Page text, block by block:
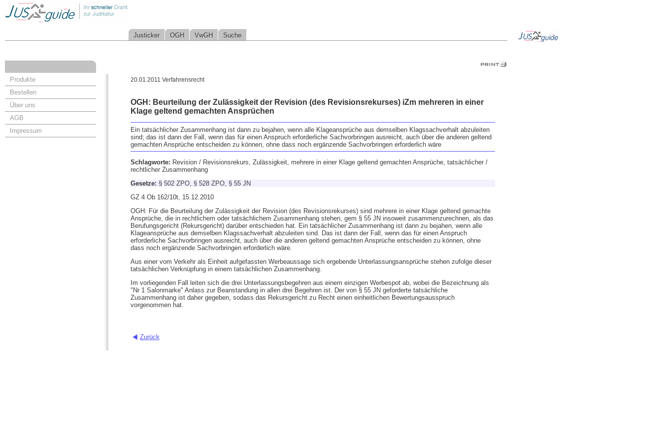
Justicker OGH VwGH Suche
Produkte
Bestellen
Über uns
AGB
Impressum
20.01.2011 Verfahrensrecht
OGH: Beurteilung der Zulässigkeit der Revision (des Revisionsrekurses) iZm mehreren in einer
Klage geltend gemachten Ansprüchen
Ein tatsächlicher Zusammenhang ist dann zu bejahen, wenn alle Klageansprüche aus demselben Klagssachverhalt abzuleiten
sind; das ist dann der Fall, wenn das für einen Anspruch erforderliche Sachvorbringen ausreicht, auch über die anderen geltend
gemachten Ansprüche entscheiden zu können, ohne dass noch ergänzende Sachvorbringen erforderlich wäre
Schlagworte: Revision / Revisionsrekurs, Zulässigkeit, mehrere in einer Klage geltend gemachten Ansprüche, tatsächlicher /
rechtlicher Zusammenhang
Gesetze: § 502 ZPO, § 528 ZPO, § 55 JN
GZ 4 Ob 162/10t, 15.12.2010
OGH: Für die Beurteilung der Zulässigkeit der Revision (des Revisionsrekurses) sind mehrere in einer Klage geltend gemachte
Ansprüche, die in rechtlichem oder tatsächlichem Zusammenhang stehen, gem § 55 JN insoweit zusammenzurechnen, als das
Berufungsgericht (Rekursgericht) darüber entschieden hat. Ein tatsächlicher Zusammenhang ist dann zu bejahen, wenn alle
Klageansprüche aus demselben Klagssachverhalt abzuleiten sind. Das ist dann der Fall, wenn das für einen Anspruch
erforderliche Sachvorbringen ausreicht, auch über die anderen geltend gemachten Ansprüche entscheiden zu können, ohne
dass noch ergänzende Sachvorbringen erforderlich wäre.
Aus einer vom Verkehr als Einheit aufgefassten Werbeaussage sich ergebende Unterlassungsansprüche stehen zufolge dieser
tatsächlichen Verknüpfung in einem tatsächlichen Zusammenhang.
Im vorliegenden Fall leiten sich die drei Unterlassungsbegehren aus einem einzigen Werbespot ab, wobei die Bezeichnung als
"Nr 1 Salonmarke" Anlass zur Beanstandung in allen drei Begehren ist. Der von § 55 JN geforderte tatsächliche
Zusammenhang ist daher gegeben, sodass das Rekursgericht zu Recht einen einheitlichen Bewertungsausspruch
vorgenommen hat.
Zurück